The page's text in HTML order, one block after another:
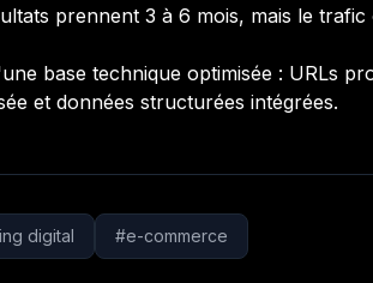
prennent 3 à 6 mois, mais le
base technique optimisée : URLs
et données structurées intégrées.
digital #e-commerce